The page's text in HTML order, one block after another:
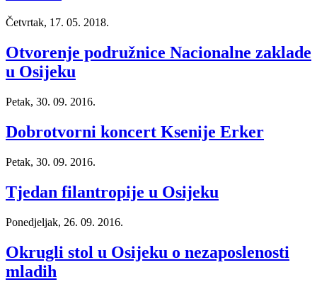
Četvrtak, 17. 05. 2018.
Otvorenje podružnice Nacionalne zaklade
u Osijeku
Petak, 30. 09. 2016.
Dobrotvorni koncert Ksenije Erker
Petak, 30. 09. 2016.
Tjedan filantropije u Osijeku
Ponedjeljak, 26. 09. 2016.
Okrugli stol u Osijeku o nezaposlenosti
mladih